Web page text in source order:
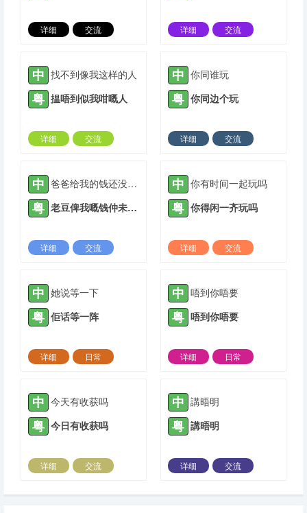
详细
交流
详细
交流
中 找不到像我这样的人
粤 揾唔到似我咁嘅人
详细
交流
中 你同谁玩
粤 你同边个玩
详细
交流
中 爸爸给我的钱还没有用完。
粤 老豆俾我嘅钱仲未用晒。
详细
交流
中 你有时间一起玩吗
粤 你得闲一齐玩吗
详细
交流
中 她说等一下
粤 佢话等一阵
详细
日常
中 唔到你唔要
粤 唔到你唔要
详细
日常
中 今天有收获吗
粤 今日有收获吗
详细
交流
中 講晤明
粤 講晤明
详细
交流